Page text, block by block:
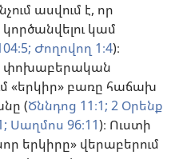
ասվում է, որ
կամ
Ժողովող 1։4)։
փոխաբերական
«երկիր» բառը հաճախ
(Ծննդոց 11։1; 2 Օրենք
Սաղմոս 96։11)։ Ուստի
երկիրը» վերաբերում